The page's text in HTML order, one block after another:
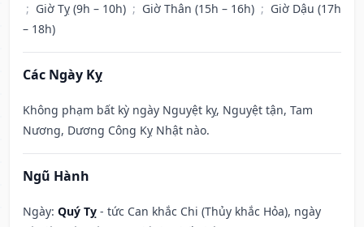
; Giờ Tỵ (9h – 10h) ; Giờ Thân (15h – 16h) ; Giờ Dậu (17h
– 18h)
Các Ngày Kỵ
Không phạm bất kỳ ngày Nguyệt kỵ, Nguyệt tận, Tam
Nương, Dương Công Kỵ Nhật nào.
Ngũ Hành
Ngày: Quý Tỵ - tức Can khắc Chi (Thủy khắc Hỏa), ngày